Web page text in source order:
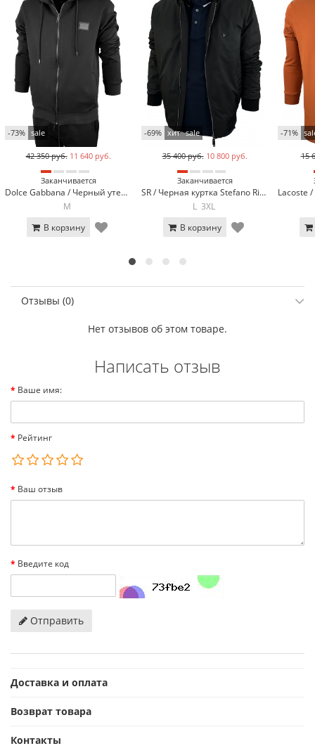
-73% sale
42 350 руб. 11 640 руб.
Заканчивается
Dolce Gabbana / Черный утепленный спортивный костюм Dolce Gabbana 13660-1*
M
В корзину
-69% хит sale
35 400 руб. 10 800 руб.
Заканчивается
SR / Черная куртка Stefano Ricci SR-1900-1*
L 3XL
В корзину
-71%
15
Отзывы (0)
Нет отзывов об этом товаре.
Написать отзыв
Ваше имя:
Рейтинг
Ваш отзыв
Введите код
Отправить
Доставка и оплата
Возврат товара
Контакты